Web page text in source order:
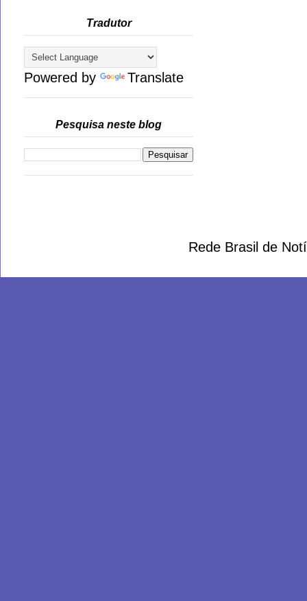
Tradutor
Powered by Translate
Pesquisa neste blog
Rede Brasil de